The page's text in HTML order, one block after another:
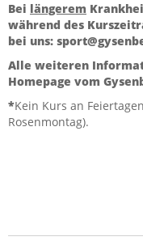
Bei längerem
während des
bei uns:
Alle weiteren
Homepage vom
*Kein Kurs an
Rosenmontag).